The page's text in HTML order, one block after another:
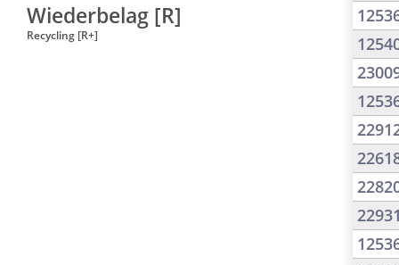
Wiederbelag [R]
Recycling [R+]